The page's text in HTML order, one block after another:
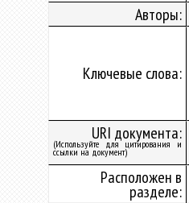
Авторы:
Ключевые слова:
URI документа:
(Используйте для цитирования и
ссылки на документ)
Расположен в
разделе: